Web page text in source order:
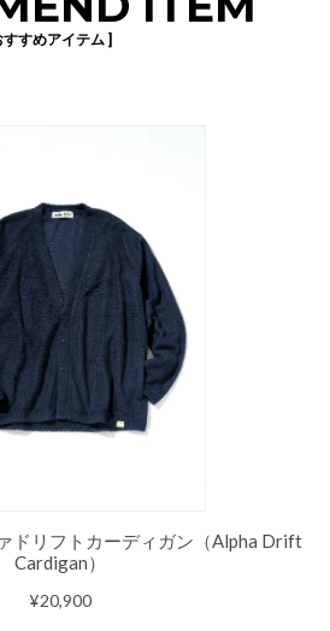
すめアイテム ]